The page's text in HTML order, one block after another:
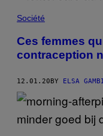
Société
Ces femmes
contraception
12.01.20 BY ELSA